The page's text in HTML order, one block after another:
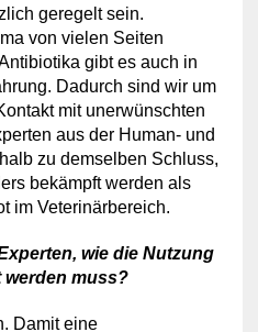
geregelt sein.
von vielen Seiten
gibt es auch in
Dadurch sind wir um
mit unerwünschten
aus der Human- und
zu demselben Schluss,
bekämpft werden als
im Veterinärbereich.
wie die Nutzung
muss?
Damit eine